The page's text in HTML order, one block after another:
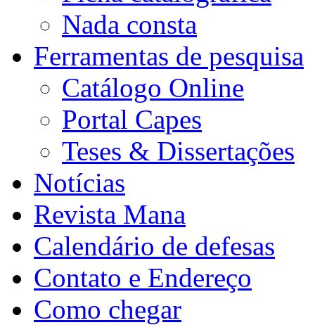
Nada consta
Ferramentas de pesquisa
Catálogo Online
Portal Capes
Teses & Dissertações
Notícias
Revista Mana
Calendário de defesas
Contato e Endereço
Como chegar